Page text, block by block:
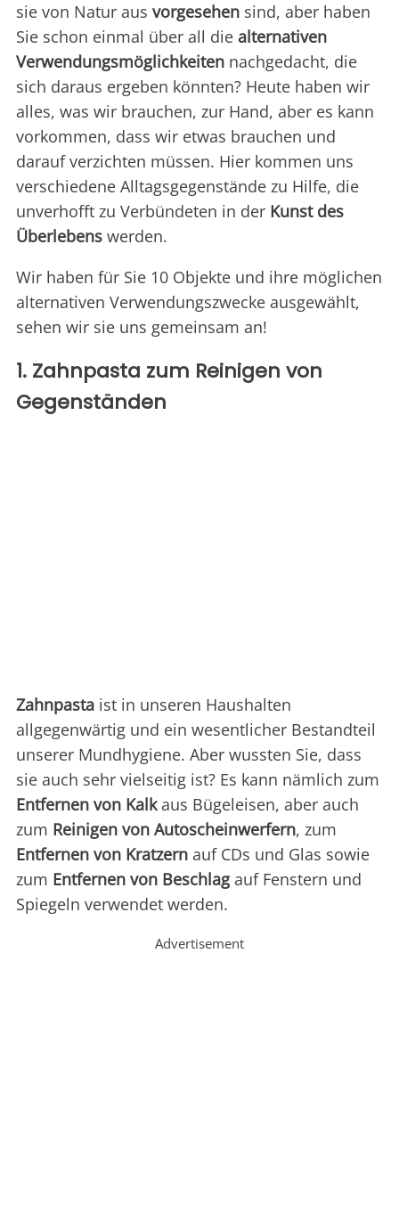
sie von Natur aus vorgesehen sind, aber haben
Sie schon einmal über all die alternativen
Verwendungsmöglichkeiten nachgedacht, die
sich daraus ergeben könnten? Heute haben wir
alles, was wir brauchen, zur Hand, aber es kann
vorkommen, dass wir etwas brauchen und
darauf verzichten müssen. Hier kommen uns
verschiedene Alltagsgegenstände zu Hilfe, die
unverhofft zu Verbündeten in der Kunst des
Überlebens werden.
Wir haben für Sie 10 Objekte und ihre möglichen
alternativen Verwendungszwecke ausgewählt,
sehen wir sie uns gemeinsam an!
1. Zahnpasta zum Reinigen von
Gegenständen
Zahnpasta ist in unseren Haushalten
allgegenwärtig und ein wesentlicher Bestandteil
unserer Mundhygiene. Aber wussten Sie, dass
sie auch sehr vielseitig ist? Es kann nämlich zum
Entfernen von Kalkaus Bügeleisen, aber auch
zum Reinigen von Autoscheinwerfern, zum
Entfernen von Kratzern auf CDs und Glas sowie
zum Entfernen von Beschlagauf Fenstern und
Spiegeln verwendet werden.
Advertisement